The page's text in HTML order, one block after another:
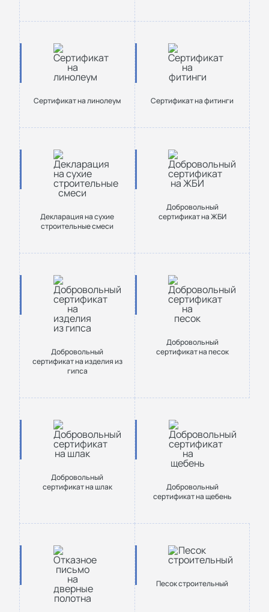
Cертификат на линолеум Cертификат на фитинги
Декларация на сухие
строительные смеси
Добровольный
сертификат на ЖБИ
Добровольный
сертификат на изделия из
гипса
Добровольный
сертификат на песок
Добровольный
сертификат на шлак
Добровольный
сертификат на щебень
Песок строительный